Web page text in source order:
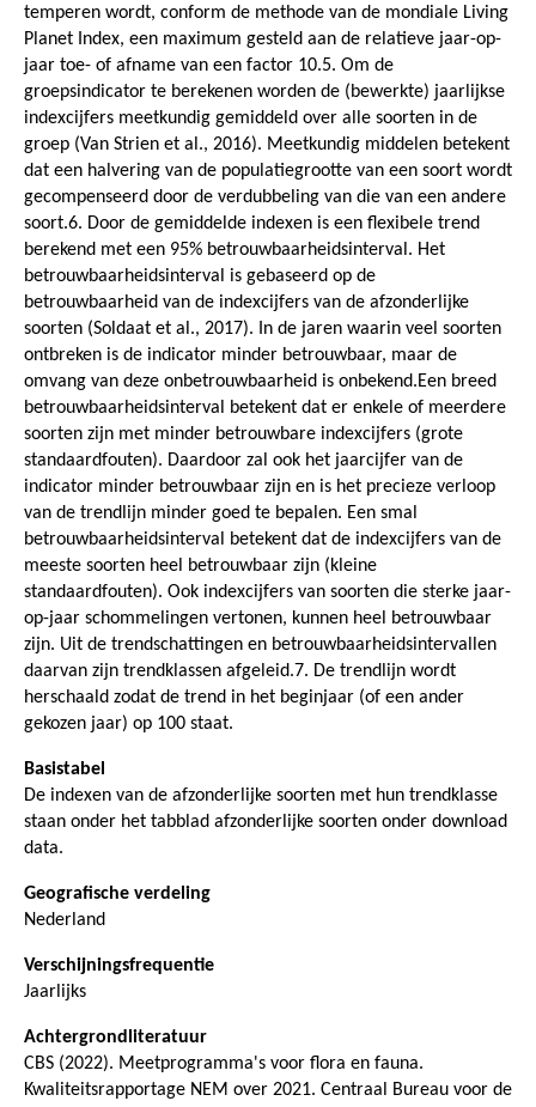
temperen wordt, conform de methode van de mondiale Living
Planet Index, een maximum gesteld aan de relatieve jaar-op-
jaar toe- of afname van een factor 10.5. Om de
groepsindicator te berekenen worden de (bewerkte) jaarlijkse
indexcijfers meetkundig gemiddeld over alle soorten in de
groep (Van Strien et al., 2016). Meetkundig middelen betekent
dat een halvering van de populatiegrootte van een soort wordt
gecompenseerd door de verdubbeling van die van een andere
soort.6. Door de gemiddelde indexen is een flexibele trend
berekend met een 95% betrouwbaarheidsinterval. Het
betrouwbaarheidsinterval is gebaseerd op de
betrouwbaarheid van de indexcijfers van de afzonderlijke
soorten (Soldaat et al., 2017). In de jaren waarin veel soorten
ontbreken is de indicator minder betrouwbaar, maar de
omvang van deze onbetrouwbaarheid is onbekend.Een breed
betrouwbaarheidsinterval betekent dat er enkele of meerdere
soorten zijn met minder betrouwbare indexcijfers (grote
standaardfouten). Daardoor zal ook het jaarcijfer van de
indicator minder betrouwbaar zijn en is het precieze verloop
van de trendlijn minder goed te bepalen. Een smal
betrouwbaarheidsinterval betekent dat de indexcijfers van de
meeste soorten heel betrouwbaar zijn (kleine
standaardfouten). Ook indexcijfers van soorten die sterke jaar-
op-jaar schommelingen vertonen, kunnen heel betrouwbaar
zijn. Uit de trendschattingen en betrouwbaarheidsintervallen
daarvan zijn trendklassen afgeleid.7. De trendlijn wordt
herschaald zodat de trend in het beginjaar (of een ander
gekozen jaar) op 100 staat.
Basistabel
De indexen van de afzonderlijke soorten met hun trendklasse
staan onder het tabblad afzonderlijke soorten onder download
data.
Geografische verdeling
Nederland
Verschijningsfrequentie
Jaarlijks
Achtergrondliteratuur
CBS (2022). Meetprogramma's voor flora en fauna.
Kwaliteitsrapportage NEM over 2021. Centraal Bureau voor de